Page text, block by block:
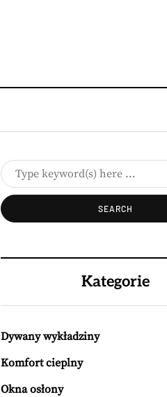
Kategorie
Dywany wykładziny
Komfort cieplny
Okna osłony